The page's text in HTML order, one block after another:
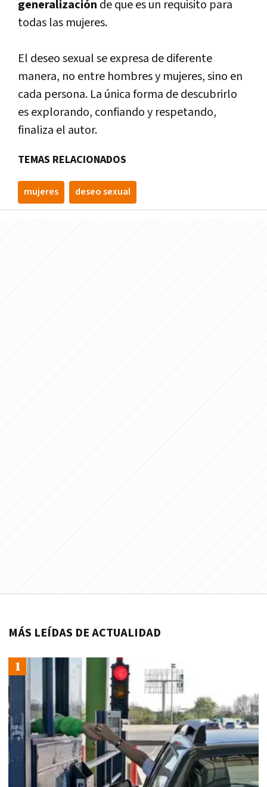
generalización de que es un requisito para
todas las mujeres.
El deseo sexual se expresa de diferente
manera, no entre hombres y mujeres, sino en
cada persona. La única forma de descubrirlo
es explorando, confiando y respetando,
finaliza el autor.
TEMAS RELACIONADOS
mujeres deseo sexual
MÁS LEÍDAS DE ACTUALIDAD